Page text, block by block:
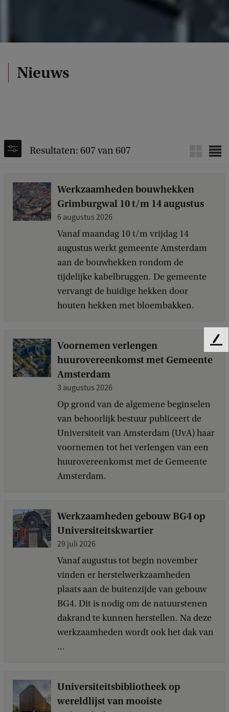
Nieuws
Resultaten: 607 van 607
Werkzaamheden bouwhekken
Grimburgwal 10 t/m 14 augustus
6 augustus 2026
Vanaf maandag 10 t/m vrijdag 14
augustus werkt gemeente Amsterdam
aan de bouwhekken rondom de
tijdelijke kabelbruggen. De gemeente
vervangt de huidige hekken door
houten hekken met bloembakken.
Voornemen verlengen
huurovereenkomst met Gemeente
Amsterdam
3 augustus 2026
Op grond van de algemene beginselen
van behoorlijk bestuur publiceert de
Universiteit van Amsterdam (UvA) haar
voornemen tot het verlengen van een
huurovereenkomst met de Gemeente
Amsterdam.
Werkzaamheden gebouw BG4 op
Universiteitskwartier
29 juli 2026
Vanaf augustus tot begin november
vinden er herstelwerkzaamheden
plaats aan de buitenzijde van gebouw
BG4. Dit is nodig om de natuurstenen
dakrand te kunnen herstellen. Na deze
werkzaamheden wordt ook het dak van
...
Universiteitsbibliotheek op
wereldlijst van mooiste
F